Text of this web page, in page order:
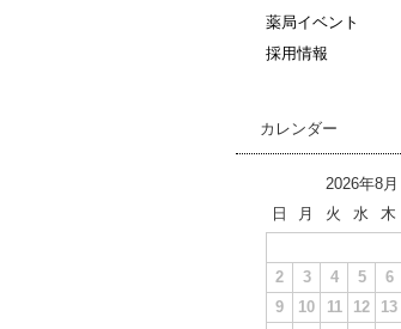
薬局イベント
採用情報
カレンダー
2026年8月
日
月 火 水 木
2
3 4 5 6
9
10 11 12 13